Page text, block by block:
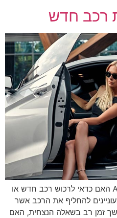
רכב חדש
Add Your Tooltip Text Here האם כדאי לרכוש רכב חדש או
להחליף את הרכב אשר
זמן רב בשאלה הנצחית, האם